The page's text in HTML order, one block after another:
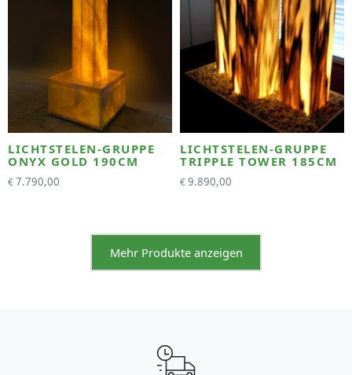
LICHTSTELEN-GRUPPE
ONYX GOLD 190CM
€7.790,00
LICHTSTELEN-GRUPPE
TRIPPLE TOWER 185CM
€9.890,00
Mehr Produkte anzeigen